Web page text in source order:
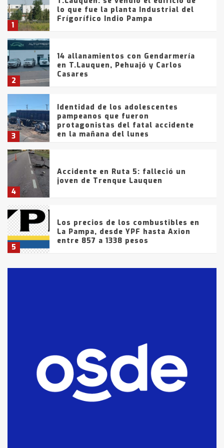
1
lo que fue la planta Industrial del
Frígorífico Indio Pampa
2
14 allanamientos con Gendarmería
en T.Lauquen, Pehuajó y Carlos
Casares
3
Identidad de los adolescentes
pampeanos que fueron
protagonistas del fatal accidente
en la mañana del lunes
4
Accidente en Ruta 5: falleció un
joven de Trenque Lauquen
5
Los precios de los combustibles en
La Pampa, desde YPF hasta Axion
entre 857 a 1338 pesos
fueron detenidos por
comercialización de drogas en la
tarde del sábado
T.Lauquen: se vendió el edificio de
lo que fue la planta Industrial del